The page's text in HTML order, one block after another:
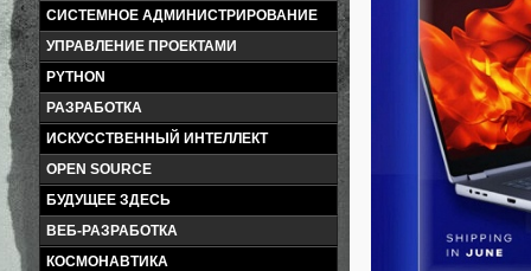
СИСТЕМНОЕ АДМИНИСТРИРОВАНИЕ
УПРАВЛЕНИЕ ПРОЕКТАМИ
PYTHON
РАЗРАБОТКА
ИСКУССТВЕННЫЙ ИНТЕЛЛЕКТ
OPEN SOURCE
БУДУЩЕЕ ЗДЕСЬ
ВЕБ-РАЗРАБОТКА
КОСМОНАВТИКА